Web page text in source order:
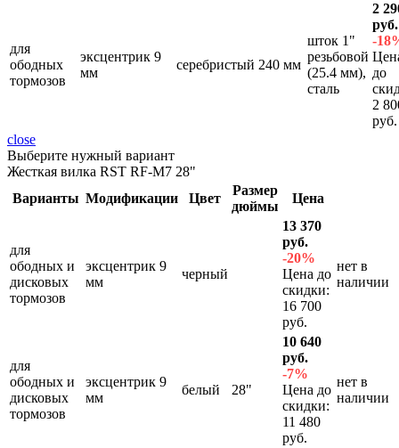
для
ободных
тормозов
эксцентрик 9
мм
серебристый 240 мм
шток 1"
резьбовой
(25.4 мм),
сталь
2
руб.
-
до
2
руб.
close
Выберите нужный вариант
Жесткая вилка RST RF-M7 28"
Варианты Модификации Цвет
Размер
дюймы
Цена
для
ободных и
дисковых
тормозов
эксцентрик 9
мм
черный
13 370
руб.
-20%
Цена до
скидки:
16 700
руб.
нет в
наличии
для
ободных и
дисковых
тормозов
эксцентрик 9
мм
белый 28"
10 640
руб.
-7%
Цена до
скидки:
11 480
руб.
нет в
наличии